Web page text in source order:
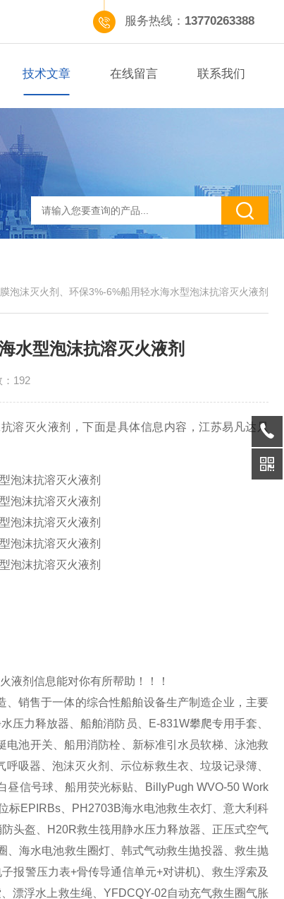
服务热线： 13770263388
技术文章 在线留言 联系我们
泡沫灭火剂、环保3%-6%船用轻水海水型泡沫抗溶灭火液剂
水型泡沫抗溶灭火液剂
192
溶灭火液剂，下面是具体信息内容，江苏易凡达只
液剂信息能对你有所帮助！！！
销售于一体的综合性船舶设备生产制造企业，主要
压力释放器、船舶消防员、E-831W攀爬专用手套、
池开关、船用消防栓、新标准引水员软梯、泳池救
吸器、泡沫灭火剂、示位标救生衣、垃圾记录簿、
信号球、船用荧光标贴、BillyPugh WVO-50 Work
标EPIRBs、PH2703B海水电池救生衣灯、意大利科
头盔、H20R救生筏用静水压力释放器、正压式空气
海水电池救生圈灯、韩式气动救生抛投器、救生抛
报警压力表+骨传导通信单元+对讲机)、救生浮索及
漂浮水上救生绳、YFDCQY-02自动充气救生圈气胀